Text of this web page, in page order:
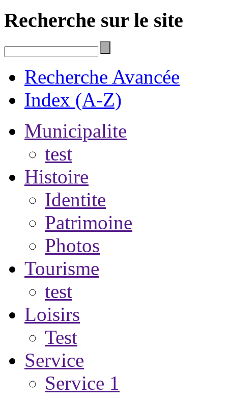
Recherche sur le site
Recherche Avancée
Index (A-Z)
Municipalite
test
Histoire
Identite
Patrimoine
Photos
Tourisme
test
Loisirs
Test
Service
Service 1